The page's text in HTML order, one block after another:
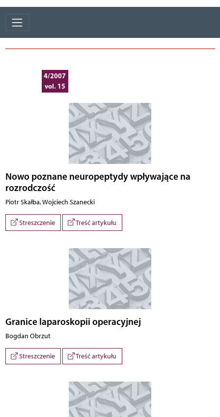
4/2007
vol. 15
Nowo poznane neuropeptydy wpływające na
rozrodczość
Piotr Skałba, Wojciech Szanecki
Streszczenie Treść artykułu
Granice laparoskopii operacyjnej
Bogdan Obrzut
Streszczenie Treść artykułu